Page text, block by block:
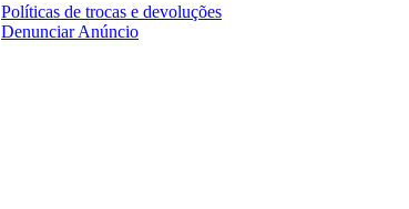
Políticas de trocas e devoluções
Denunciar Anúncio